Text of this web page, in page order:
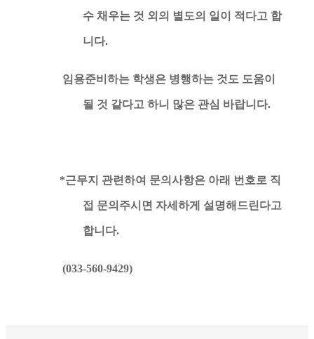
수 채우는 것 외의 별도의 일이 적다고 합
니다.
임용준비하는 학생은 병행하는 것도 도움이
될 것 같다고 하니 많은 관심 바랍니다.
*근무지 관련하여 문의사항은 아래 번호로 직
접 문의주시면 자세하게 설명해드린다고
합니다.
(033-560-9429)